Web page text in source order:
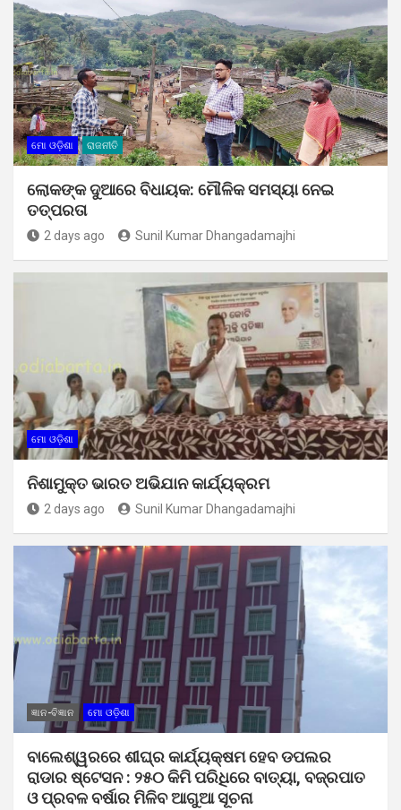
ମୋ ଓଡ଼ିଶା ରାଜନୀତି
ଲୋକଙ୍କ ଦୁଆରେ ବିଧାୟକ: ମୌଳିକ ସମସ୍ୟା ନେଇ
ତତ୍ପରତା
2 days ago Sunil Kumar Dhangadamajhi
ମୋ ଓଡ଼ିଶା
ନିଶାମୁକ୍ତ ଭାରତ ଅଭିଯାନ କାର୍ଯ୍ୟକ୍ରମ
2 days ago Sunil Kumar Dhangadamajhi
ଜ୍ଞାନ-ବିଜ୍ଞାନ ମୋ ଓଡ଼ିଶା
ବାଲେଶ୍ୱରରେ ଶୀଘ୍ର କାର୍ଯ୍ୟକ୍ଷମ ହେବ ଡପଲର
ରାଡାର ଷ୍ଟେସନ : ୨୫୦ କିମି ପରିଧିରେ ବାତ୍ୟା, ବଜ୍ରପାତ
ଓ ପ୍ରବଳ ବର୍ଷାର ମିଳିବ ଆଗୁଆ ସୂଚନା